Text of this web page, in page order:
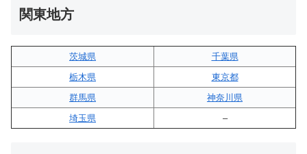
関東地方
茨城県
千葉県
栃木県
東京都
群馬県
神奈川県
埼玉県
–